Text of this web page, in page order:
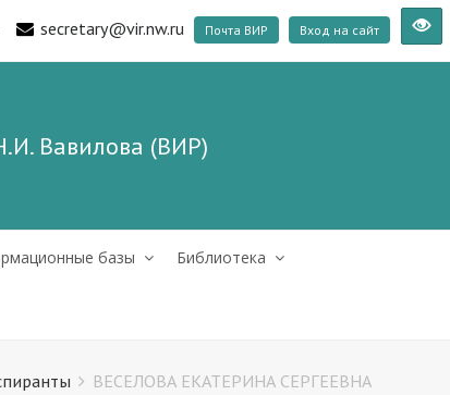
secretary@vir.nw.ru Почта ВИР Вход на сайт
Вавилова (ВИР)
базы Библиотека
ВЕСЕЛОВА ЕКАТЕРИНА СЕРГЕЕВНА